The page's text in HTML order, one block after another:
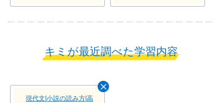
キミが最近調べた学習内容
現代文|小説の読み方|高